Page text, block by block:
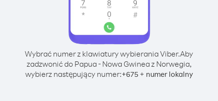
Wybrać numer z klawiatury wybierania Viber.Aby
zadzwonić do Papua - Nowa Gwinea z Norwegia,
wybierz następujący numer:+675+ numer lokalny